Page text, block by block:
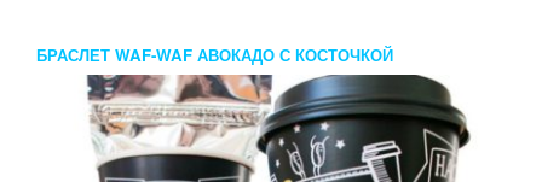
БРАСЛЕТ WAF-WAF АВОКАДО С КОСТОЧКОЙ